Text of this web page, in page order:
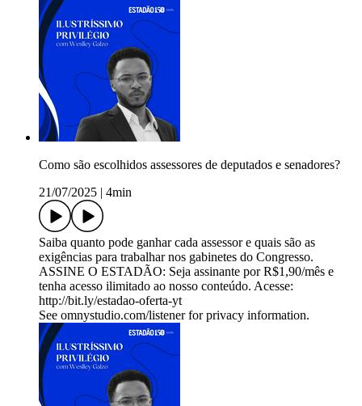
Como são escolhidos assessores de deputados e senadores?
21/07/2025 | 4min
Saiba quanto pode ganhar cada assessor e quais são as
exigências para trabalhar nos gabinetes do Congresso.
ASSINE O ESTADÃO: Seja assinante por R$1,90/mês e
tenha acesso ilimitado ao nosso conteúdo. Acesse:
http://bit.ly/estadao-oferta-yt
See omnystudio.com/listener for privacy information.